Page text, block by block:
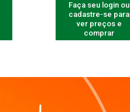
Faça seu login ou
cadastre-se para
ver preços e
comprar